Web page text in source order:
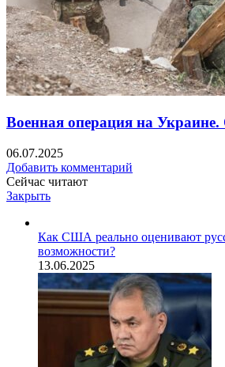
Военная операция на
06.07.2025
Добавить комментарий
Сейчас читают
Закрыть
Как США реально оценивают
возможности?
13.06.2025